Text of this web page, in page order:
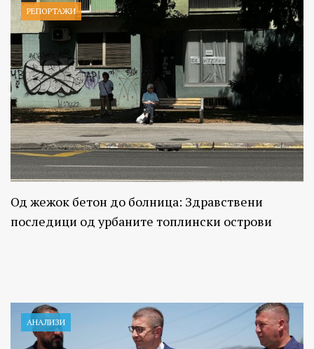
РЕПОРТАЖИ
Од жежок бетон до болница: Здравствени
последици од урбаните топлински острови
АНАЛИЗИ